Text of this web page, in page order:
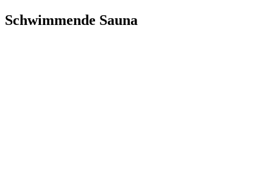
Schwimmende Sauna